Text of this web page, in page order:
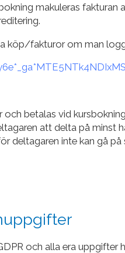
makuleras fakturan
köp/fakturor om man
betalas vid
att delta på minst
deltagaren inte kan gå
och alla era uppgifter